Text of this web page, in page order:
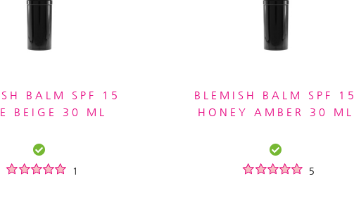
BALM SPF 15
BEIGE 30 ML
1
BLEMISH BALM SPF 15
HONEY AMBER 30 ML
5